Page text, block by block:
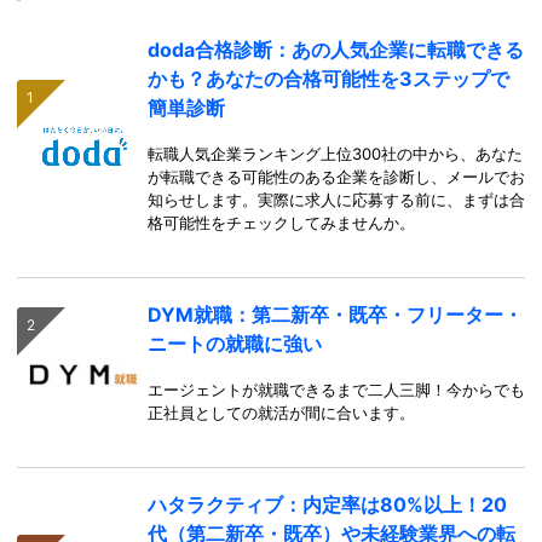
doda合格診断：あの人気企業に転職できる
かも？あなたの合格可能性を3ステップで
簡単診断
転職人気企業ランキング上位300社の中から、あなた
が転職できる可能性のある企業を診断し、メールでお
知らせします。実際に求人に応募する前に、まずは合
格可能性をチェックしてみませんか。
DYM就職：第二新卒・既卒・フリーター・
ニートの就職に強い
エージェントが就職できるまで二人三脚！今からでも
正社員としての就活が間に合います。
ハタラクティブ：内定率は80%以上！20
代（第二新卒・既卒）や未経験業界への転